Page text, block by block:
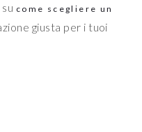
come scegliere un
giusta per i tuoi